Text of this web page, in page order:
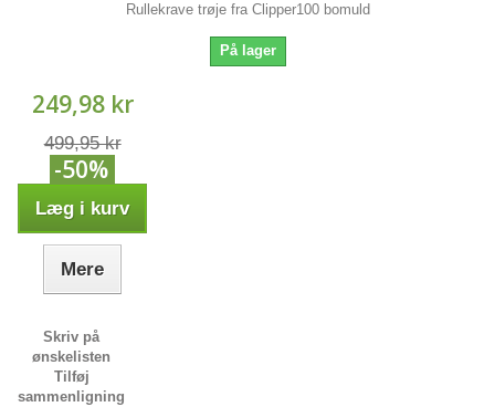
Rullekrave trøje fra Clipper100 bomuld
På lager
249,98 kr
499,95 kr
-50%
Læg i kurv
Mere
Skriv på
ønskelisten
Tilføj
sammenligning